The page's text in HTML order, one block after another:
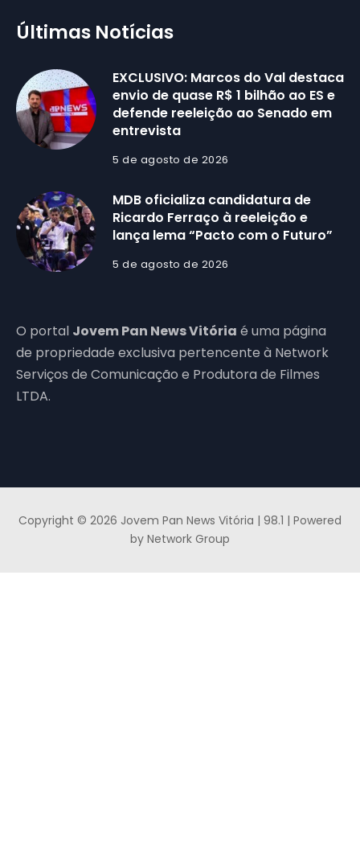
Últimas Notícias
EXCLUSIVO: Marcos do Val destaca
envio de quase R$ 1 bilhão ao ES e
defende reeleição ao Senado em
entrevista
5 de agosto de 2026
MDB oficializa candidatura de
Ricardo Ferraço à reeleição e
lança lema “Pacto com o Futuro”
5 de agosto de 2026
O portal Jovem Pan News Vitória é uma página
de propriedade exclusiva pertencente à Network
Serviços de Comunicação e Produtora de Filmes
LTDA.
Copyright © 2026 Jovem Pan News Vitória | 98.1 | Powered
by Network Group